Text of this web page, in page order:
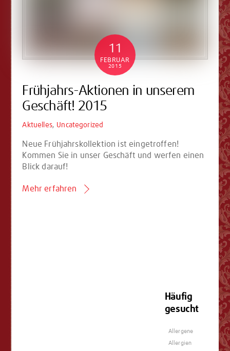
11
FEBRUAR
2015
Frühjahrs-Aktionen in unserem
Geschäft! 2015
Aktuelles, Uncategorized
Neue Frühjahrskollektion ist eingetroffen!
Kommen Sie in unser Geschäft und werfen einen
Blick darauf!
Mehr erfahren
Häufig
gesucht
Allergene
Allergien